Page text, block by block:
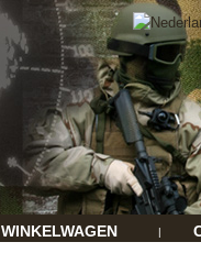
WINKELWAGEN |